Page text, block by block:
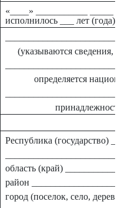
«____» ___________ _____ г.
исполнилось ___ лет (года)
(указываются сведения,
определяется
Республика (государство)
область (край)
район
город (поселок, село,